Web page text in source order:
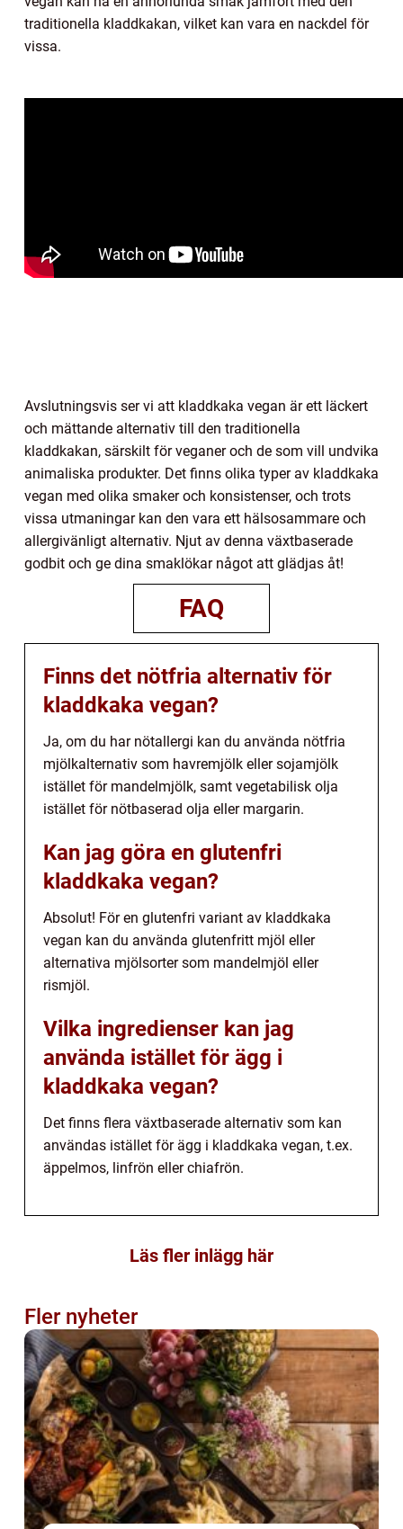
traditionella kladdkakan, vilket kan vara en nackdel för
vissa.
Avslutningsvis ser vi att kladdkaka vegan är ett läckert
och mättande alternativ till den traditionella
kladdkakan, särskilt för veganer och de som vill undvika
animaliska produkter. Det finns olika typer av kladdkaka
vegan med olika smaker och konsistenser, och trots
vissa utmaningar kan den vara ett hälsosammare och
allergivänligt alternativ. Njut av denna växtbaserade
godbit och ge dina smaklökar något att glädjas åt!
FAQ
Finns det nötfria alternativ för
kladdkaka vegan?
Ja, om du har nötallergi kan du använda nötfria
mjölkalternativ som havremjölk eller sojamjölk
istället för mandelmjölk, samt vegetabilisk olja
istället för nötbaserad olja eller margarin.
Kan jag göra en glutenfri
kladdkaka vegan?
Absolut! För en glutenfri variant av kladdkaka
vegan kan du använda glutenfritt mjöl eller
alternativa mjölsorter som mandelmjöl eller
rismjöl.
Vilka ingredienser kan jag
använda istället för ägg i
kladdkaka vegan?
Det finns flera växtbaserade alternativ som kan
användas istället för ägg i kladdkaka vegan, t.ex.
äppelmos, linfrön eller chiafrön.
Läs fler inlägg här
Fler nyheter